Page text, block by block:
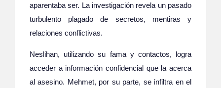
aparentaba ser. La investigación revela un pasado
turbulento plagado de secretos, mentiras y
relaciones conflictivas.
Neslihan, utilizando su fama y contactos, logra
acceder a información confidencial que la acerca
al asesino. Mehmet, por su parte, se infiltra en el